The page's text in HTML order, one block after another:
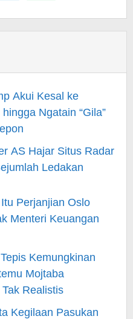
Akui Kesal ke
Ngatain “Gila”
AS Hajar Situs Radar
Ledakan
Perjanjian Oslo
Menteri Keuangan
Kemungkinan
Mojtaba
Realistis
Kegilaan Pasukan